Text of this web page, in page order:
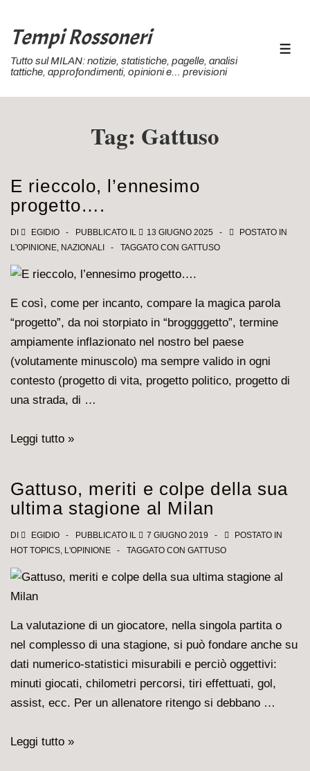
Vai
contenuto
Tempi Rossoneri
Tutto sul MILAN: notizie, statistiche, pagelle, analisi
tattiche, approfondimenti, opinioni e… previsioni
Tag: Gattuso
E rieccolo, l’ennesimo
progetto….
DI EGIDIO PUBBLICATO IL 13 GIUGNO 2025
POSTATO IN
L'OPINIONE, NAZIONALI TAGGATO CON GATTUSO
E così, come per incanto, compare la magica parola
“progetto”, da noi storpiato in “broggggetto”, termine
ampiamente inflazionato nel nostro bel paese
(volutamente minuscolo) ma sempre valido in ogni
contesto (progetto di vita, progetto politico, progetto di
una strada, di …
E
progetto….
Leggi tutto »
Gattuso, meriti e colpe della sua
ultima stagione al Milan
DI EGIDIO PUBBLICATO IL 7 GIUGNO 2019
POSTATO IN
HOT TOPICS, L'OPINIONE TAGGATO CON GATTUSO
La valutazione di un giocatore, nella singola partita o
nel complesso di una stagione, si può fondare anche su
dati numerico-statistici misurabili e perciò oggettivi:
minuti giocati, chilometri percorsi, tiri effettuati, gol,
assist, ecc. Per un allenatore ritengo si debbano …
Gattuso,
Leggi tutto »